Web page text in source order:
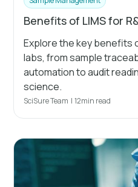
Benefits of LIMS for
Explore the key benefits
labs, from sample
automation to audit
science.
SciSure Team | 12min read